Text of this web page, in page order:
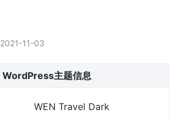
2021-11-03
WordPress主题信息
WEN Travel Dark